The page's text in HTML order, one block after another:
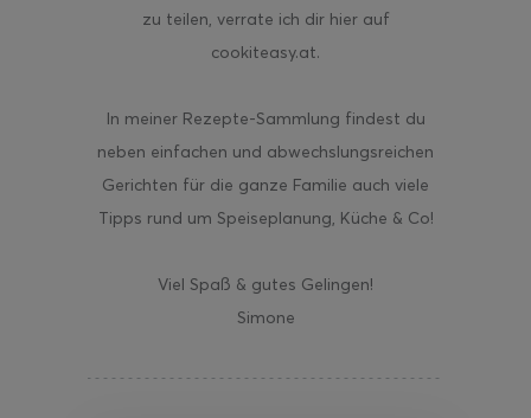
zu teilen, verrate ich dir hier auf
cookiteasy.at.
In meiner Rezepte-Sammlung findest du
neben einfachen und abwechslungsreichen
Gerichten für die ganze Familie auch viele
Tipps rund um Speiseplanung, Küche & Co!
Viel Spaß & gutes Gelingen!
Simone